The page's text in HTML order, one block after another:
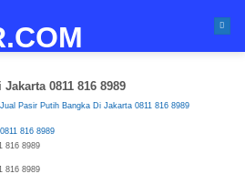
0811 816 8989
Jual Pasir Putih Bangka Di Jakarta 0811 816 8989
816 8989
816 8989